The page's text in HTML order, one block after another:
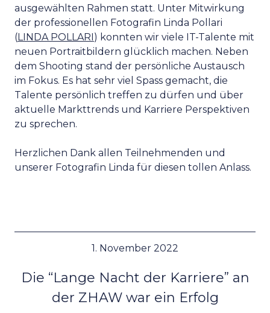
ausgewählten Rahmen statt. Unter Mitwirkung
der professionellen Fotografin Linda Pollari
(LINDA POLLARI) konnten wir viele IT-Talente mit
neuen Portraitbildern glücklich machen. Neben
dem Shooting stand der persönliche Austausch
im Fokus. Es hat sehr viel Spass gemacht, die
Talente persönlich treffen zu dürfen und über
aktuelle Markttrends und Karriere Perspektiven
zu sprechen.
Herzlichen Dank allen Teilnehmenden und
unserer Fotografin Linda für diesen tollen Anlass.
1. November 2022
Die “Lange Nacht der Karriere” an
der ZHAW war ein Erfolg